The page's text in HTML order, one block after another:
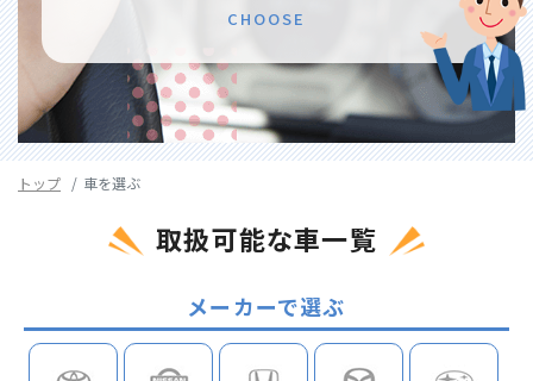
CHOOSE
トップ 車を選ぶ
取扱可能な車一覧
メーカーで選ぶ